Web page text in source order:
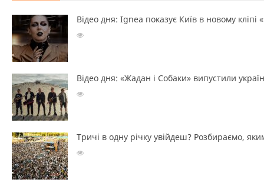
Відео дня: Ignea показує Київ в новому кліпі
Відео дня: «Жадан і Собаки» випустили
Тричі в одну річку увійдеш? Розбираємо,